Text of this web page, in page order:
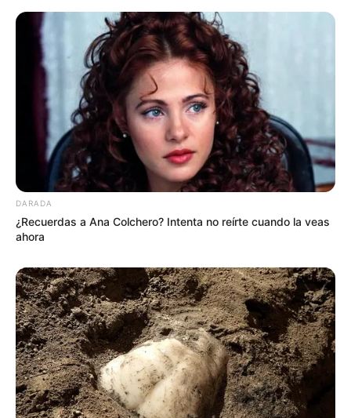
DARADA
¿Recuerdas a Ana Colchero? Intenta no reírte cuando la veas
ahora